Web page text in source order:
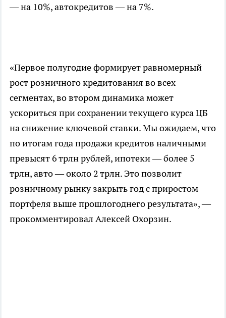
— на 10%, автокредитов — на 7%.
«Первое полугодие формирует равномерный
рост розничного кредитования во всех
сегментах, во втором динамика может
ускориться при сохранении текущего курса ЦБ
на снижение ключевой ставки. Мы ожидаем, что
по итогам года продажи кредитов наличными
превысят 6 трлн рублей, ипотеки — более 5
трлн, авто — около 2 трлн. Это позволит
розничному рынку закрыть год с приростом
портфеля выше прошлогоднего результата», —
прокомментировал Алексей Охорзин.